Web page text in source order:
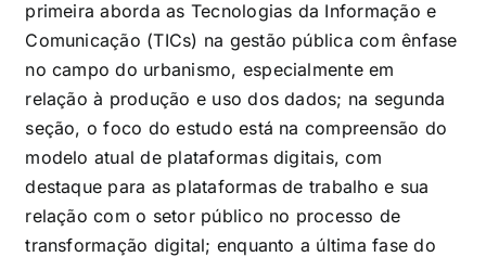
primeira aborda as Tecnologias da Informação e
Comunicação (TICs) na gestão pública com ênfase
no campo do urbanismo, especialmente em
relação à produção e uso dos dados; na segunda
seção, o foco do estudo está na compreensão do
modelo atual de plataformas digitais, com
destaque para as plataformas de trabalho e sua
relação com o setor público no processo de
transformação digital; enquanto a última fase do